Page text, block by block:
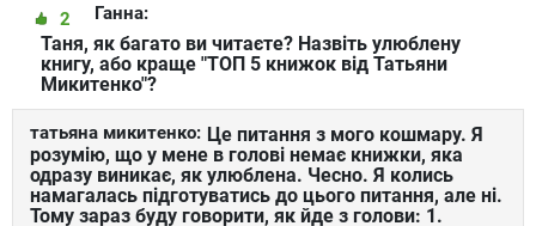
Ганна:
2
Таня, як багато ви читаєте? Назвіть улюблену
книгу, або краще "ТОП 5 книжок від Татьяни
Микитенко"?
татьяна микитенко: Це питання з мого кошмару. Я
розумію, що у мене в голові немає книжки, яка
одразу виникає, як улюблена. Чесно. Я колись
намагалась підготуватись до цього питання, але ні.
Тому зараз буду говорити, як йде з голови: 1.